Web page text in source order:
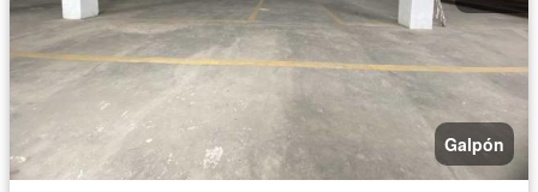
Galpón